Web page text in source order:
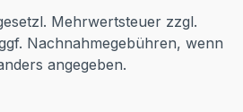
Mehrwertsteuer zzgl.
Nachnahmegebühren, wenn
angegeben.